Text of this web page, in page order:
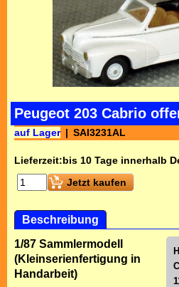
Peugeot 203 Cabrio
auf Lager SAI3231AL
Lieferzeit:bis 10 Tage innerhalb
Jetzt kaufen
Beschreibung
1/87 Sammlermodell
(Kleinserienfertigung in
Handarbeit)